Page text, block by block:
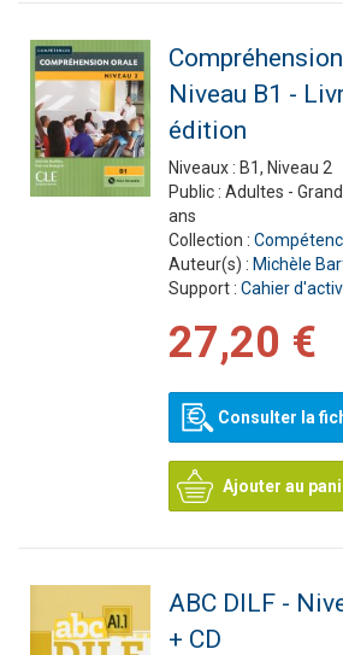
Niveau B1 -
édition
Niveaux : B1, Niveau 2
Public : Adultes -
ans
Collection :
Auteur(s) : Michèle
Support : Cahier
27,20 €
Consulter la
Ajouter au
ABC DILF -
+ CD